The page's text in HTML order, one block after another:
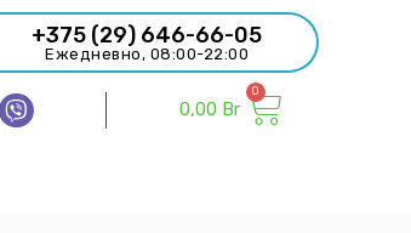
+375 (29) 646-66-05
Ежедневно, 08:00-22:00
0,00 Br